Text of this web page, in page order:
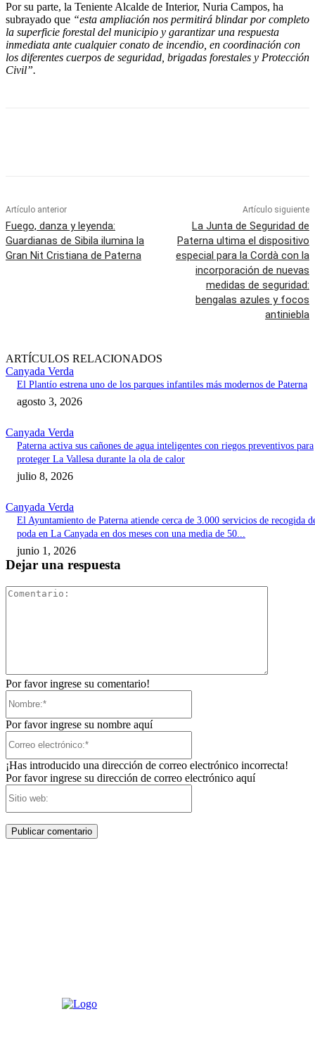
Por su parte, la Teniente Alcalde de Interior, Nuria Campos, ha
subrayado que “esta ampliación nos permitirá blindar por completo
la superficie forestal del municipio y garantizar una respuesta
inmediata ante cualquier conato de incendio, en coordinación con
los diferentes cuerpos de seguridad, brigadas forestales y Protección
Civil”.
Artículo anterior
Fuego, danza y leyenda:
Guardianas de Sibila ilumina la
Gran Nit Cristiana de Paterna
Artículo siguiente
La Junta de Seguridad de
Paterna ultima el dispositivo
especial para la Cordà con la
incorporación de nuevas
medidas de seguridad:
bengalas azules y focos
antiniebla
ARTÍCULOS RELACIONADOS
Canyada Verda
El Plantío estrena uno de los parques infantiles más modernos de Paterna
agosto 3, 2026
Canyada Verda
Paterna activa sus cañones de agua inteligentes con riegos preventivos para
proteger La Vallesa durante la ola de calor
julio 8, 2026
Canyada Verda
El Ayuntamiento de Paterna atiende cerca de 3.000 servicios de recogida
poda en La Canyada en dos meses con una media de 50...
junio 1, 2026
Dejar una respuesta
Por favor ingrese su comentario!
Por favor ingrese su nombre aquí
¡Has introducido una dirección de correo electrónico incorrecta!
Por favor ingrese su dirección de correo electrónico aquí